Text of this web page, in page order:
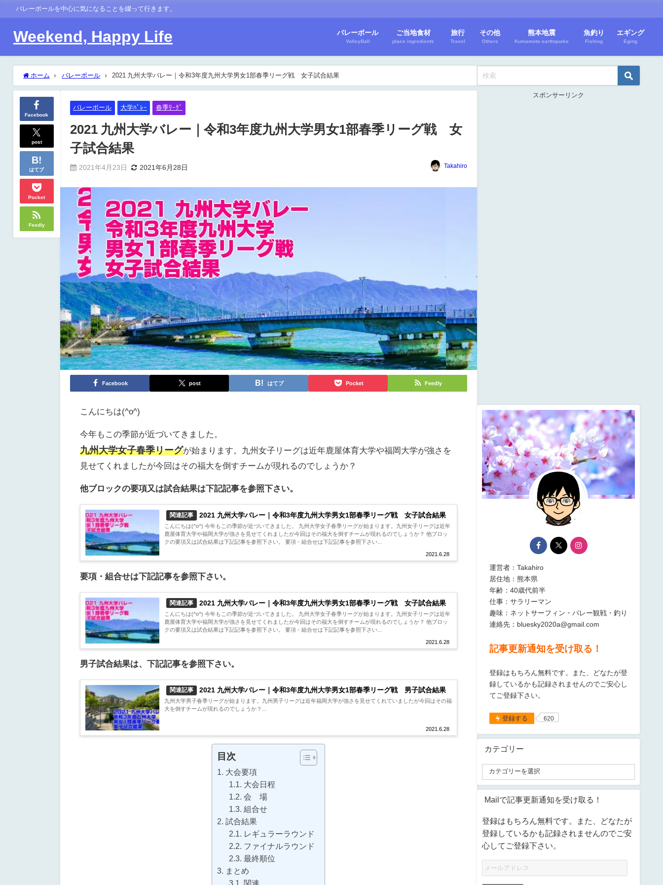
バレーボールを中心に気になることを綴って行きます。
Weekend, Happy Life バレーボール
VolleyBall
ご当地食材
place ingredients
旅行
Travel
その他
Others
熊本地震
Kumamoto earthquake
魚釣り
Fishing
エギング
Eging
ホーム バレーボール 2021 九州大学バレー｜令和3年度九州大学男女1部春季リーグ戦 女子試合結果
Facebook
post
はてブ
Pocket
Feedly
バレーボール 大学ﾊﾞﾚｰ 春季ﾘｰｸﾞ
2021 九州大学バレー｜令和3年度九州大学男女1部春季リーグ戦 女
子試合結果
2021年4月23日 2021年6月28日 Takahiro
Facebook post はてブ Pocket Feedly
こんにちは(^o^)
今年もこの季節が近づいてきました。
九州大学女子春季リーグが始まります。九州女子リーグは近年鹿屋体育大学や福岡大学が強さを
見せてくれましたが今回はその福大を倒すチームが現れるのでしょうか？
他ブロックの要項又は試合結果は下記記事を参照下さい。
関連記事 2021 九州大学バレー｜令和3年度九州大学男女1部春季リーグ戦 女子試合結果
2021.6.28
こんにちは(^o^) 今年もこの季節が近づいてきました。 九州大学女子春季リーグが始まります。九州女子リーグは近年
鹿屋体育大学や福岡大学が強さを見せてくれましたが今回はその福大を倒すチームが現れるのでしょうか？ 他ブロッ
クの要項又は試合結果は下記記事を参照下さい。 要項・組合せは下記記事を参照下さい...
要項・組合せは下記記事を参照下さい。
関連記事 2021 九州大学バレー｜令和3年度九州大学男女1部春季リーグ戦 女子試合結果
2021.6.28
こんにちは(^o^) 今年もこの季節が近づいてきました。 九州大学女子春季リーグが始まります。九州女子リーグは近年
鹿屋体育大学や福岡大学が強さを見せてくれましたが今回はその福大を倒すチームが現れるのでしょうか？ 他ブロッ
クの要項又は試合結果は下記記事を参照下さい。 要項・組合せは下記記事を参照下さい...
男子試合結果は、下記記事を参照下さい。
関連記事 2021 九州大学バレー｜令和3年度九州大学男女1部春季リーグ戦 男子試合結果
2021.6.28
九州大学男子春季リーグが始まります。九州男子リーグは近年福岡大学が強さを見せてくれていましたが今回はその福
大を倒すチームが現れるのでしょうか？...
目次
大会要項
大会日程
会 場
組合せ
試合結果
レギュラーラウンド
ファイナルラウンド
最終順位
まとめ
関連
スポンサーリンク
運営者：Takahiro
居住地：熊本県
年齢：40歳代前半
仕事：サラリーマン
趣味：ネットサーフィン・バレー観戦・釣り
連絡先：bluesky2020a@gmail.com
記事更新通知を受け取る！
登録はもちろん無料です。また、どなたが登
録しているかも記録されませんのでご安心し
てご登録下さい。
登録する 620
カテゴリー
Mailで記事更新通知を受け取る！
登録はもちろん無料です。また、どなたが
登録しているかも記録されませんのでご安
心してご登録下さい。